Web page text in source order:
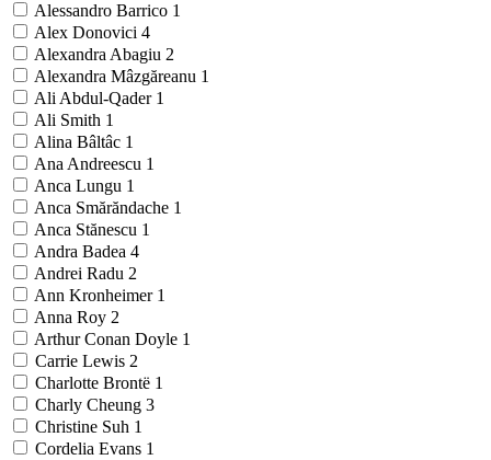
Alessandro Barrico 1
Alex Donovici 4
Alexandra Abagiu 2
Alexandra Mâzgăreanu 1
Ali Abdul-Qader 1
Ali Smith 1
Alina Bâltâc 1
Ana Andreescu 1
Anca Lungu 1
Anca Smărăndache 1
Anca Stănescu 1
Andra Badea 4
Andrei Radu 2
Ann Kronheimer 1
Anna Roy 2
Arthur Conan Doyle 1
Carrie Lewis 2
Charlotte Brontë 1
Charly Cheung 3
Christine Suh 1
Cordelia Evans 1